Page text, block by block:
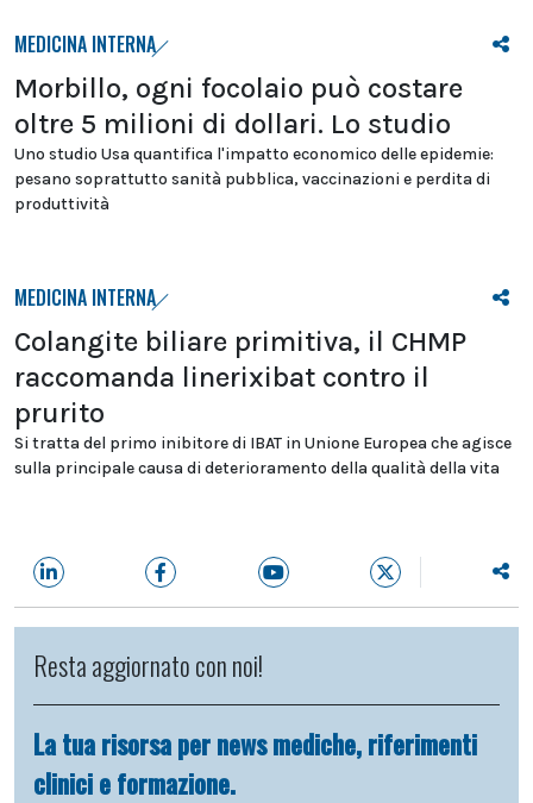
MEDICINA INTERNA
Morbillo, ogni focolaio può costare
oltre 5 milioni di dollari. Lo studio
Uno studio Usa quantifica l'impatto economico delle epidemie:
pesano soprattutto sanità pubblica, vaccinazioni e perdita di
produttività
MEDICINA INTERNA
Colangite biliare primitiva, il CHMP
raccomanda linerixibat contro il
prurito
Si tratta del primo inibitore di IBAT in Unione Europea che agisce
sulla principale causa di deterioramento della qualità della vita
Resta aggiornato con noi!
La tua risorsa per news mediche, riferimenti
clinici e formazione.